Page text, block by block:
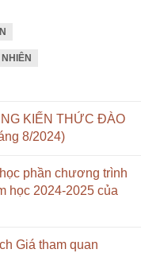
KIẾN THỨC ĐÀO
8/2024)
phần chương trình
học 2024-2025 của
Giá tham quan